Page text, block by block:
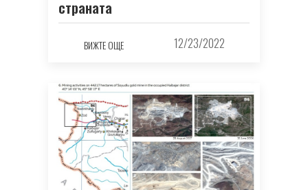
страната
ВИЖТЕ ОЩЕ 12/23/2022